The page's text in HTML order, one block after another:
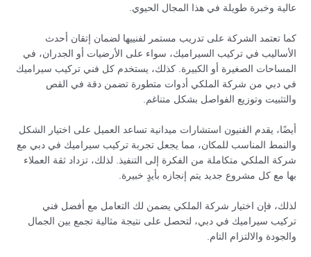
عالية وخبرة طويلة في هذا المجال الحيوي.
كما تعتمد الشركة على تدريب مستمر لفنييها لضمان إتقان أحدث
الأساليب في تركيب السيراميك، سواء على الأرضيات أو الجدران، في
المساحات الصغيرة أو الكبيرة. كذلك، يستخدم كل فني تركيب سيراميك
في دبي من شركة الملكي أدوات متطورة تضمن دقة في القص
والتثبيت وتوزيع الفواصل بشكل متناغم.
أيضًا، يقدم الفنيون استشارات ميدانية تساعد العميل على اختيار الشكل
والنمط المناسب للمكان، مما يجعل تجربة تركيب سيراميك في دبي مع
شركة الملكي متكاملة من الفكرة إلى التنفيذ. لذلك، تزداد ثقة العملاء
بها مع كل مشروع جديد يتم إنجازه بأيدٍ خبيرة.
لذلك، فإن اختيار شركة الملكي يضمن لك التعامل مع أفضل فني
تركيب سيراميك في دبي، لتحصل على نتيجة مثالية تجمع بين الجمال
والجودة والالتزام التام.